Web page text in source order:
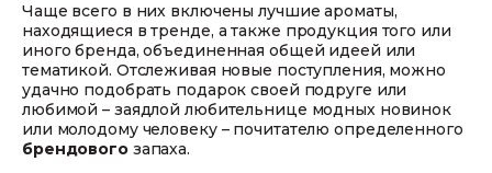
Чаще всего в них включены лучшие ароматы,
находящиеся в тренде, а также продукция того или
иного бренда, объединенная общей идеей или
тематикой. Отслеживая новые поступления, можно
удачно подобрать подарок своей подруге или
любимой – заядлой любительнице модных новинок
или молодому человеку – почитателю определенного
брендовогозапаха.